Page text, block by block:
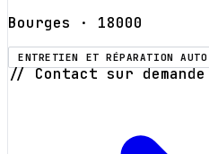
Bourges · 18000
ENTRETIEN ET RÉPARATION AUTO
// Contact sur demande